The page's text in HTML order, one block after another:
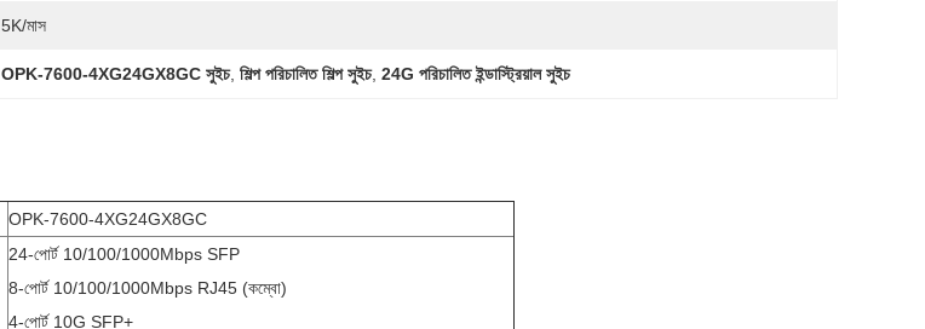
5K/মাস
OPK-7600-4XG24GX8GC সুইচ, শিল্প পরিচালিত শিল্প সুইচ, 24G পরিচালিত ইন্ডাস্ট্রিয়াল সুইচ
OPK-7600-4XG24GX8GC
24-পোর্ট 10/100/1000Mbps SFP
8-পোর্ট 10/100/1000Mbps RJ45 (কম্বো)
4-পোর্ট 10G SFP+